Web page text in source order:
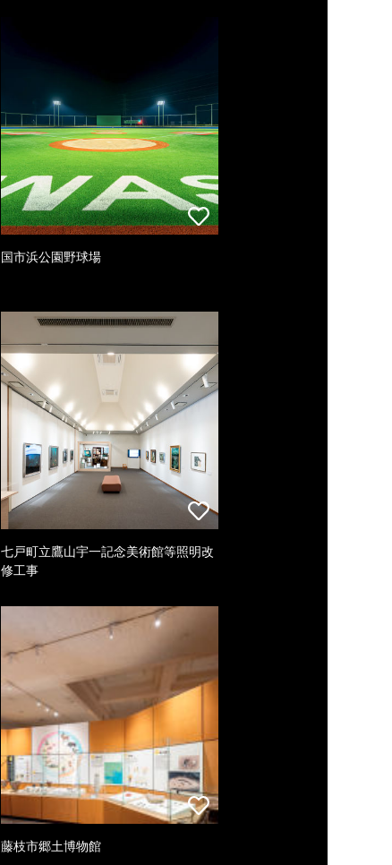
国市浜公園野球場
七戸町立鷹山宇一記念美術館等照明改
修工事
藤枝市郷土博物館